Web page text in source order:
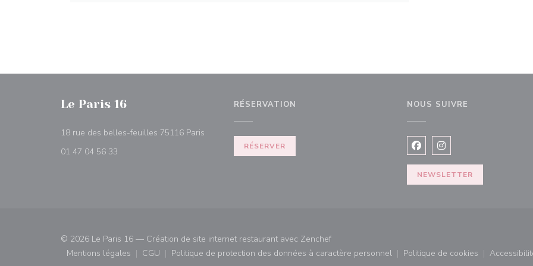
Le Paris 16
18 rue des belles-feuilles 75116 Paris
01 47 04 56 33
RÉSERVATION
RÉSERVER
NOUS SUIVRE
Facebook ((ouvre une
Instagram ((ouvre une
NEWSLETTER
© 2026 Le Paris 16 — Création de site internet restaurant avec Zenchef((ouvre une nouvelle fenêtre))
Mentions légales
((ouvre une nouvelle fenêtre))
CGU
((ouvre une nouvelle fenêtre))
Politique de protection des données à caractère personnel
((ouvre une nouvelle fenêtre))
Politique de cookies
((ouvre une nouvelle